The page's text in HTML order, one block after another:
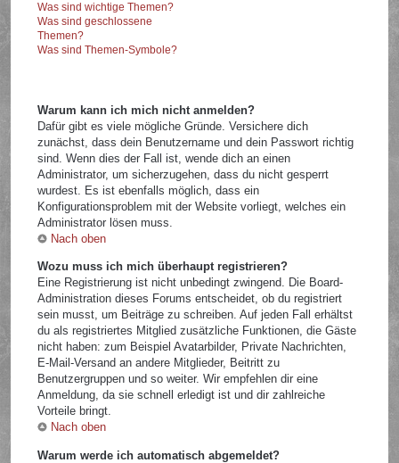
Was sind wichtige Themen?
Was sind geschlossene
Themen?
Was sind Themen-Symbole?
Warum kann ich mich nicht anmelden?
Dafür gibt es viele mögliche Gründe. Versichere dich
zunächst, dass dein Benutzername und dein Passwort richtig
sind. Wenn dies der Fall ist, wende dich an einen
Administrator, um sicherzugehen, dass du nicht gesperrt
wurdest. Es ist ebenfalls möglich, dass ein
Konfigurationsproblem mit der Website vorliegt, welches ein
Administrator lösen muss.
Nach oben
Wozu muss ich mich überhaupt registrieren?
Eine Registrierung ist nicht unbedingt zwingend. Die Board-
Administration dieses Forums entscheidet, ob du registriert
sein musst, um Beiträge zu schreiben. Auf jeden Fall erhältst
du als registriertes Mitglied zusätzliche Funktionen, die Gäste
nicht haben: zum Beispiel Avatarbilder, Private Nachrichten,
E-Mail-Versand an andere Mitglieder, Beitritt zu
Benutzergruppen und so weiter. Wir empfehlen dir eine
Anmeldung, da sie schnell erledigt ist und dir zahlreiche
Vorteile bringt.
Nach oben
Warum werde ich automatisch abgemeldet?